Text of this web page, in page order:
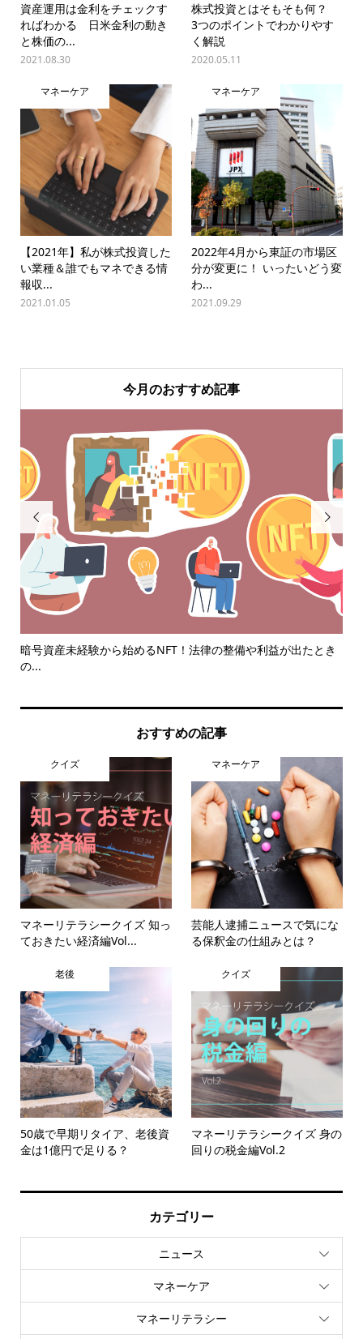
資産運用は金利をチェックす
ればわかる 日米金利の動き
と株価の...
2021.08.30
株式投資とはそもそも何？
3つのポイントでわかりやす
く解説
2020.05.11
マネーケア
【2021年】私が株式投資した
い業種＆誰でもマネできる情
報収...
2021.01.05
マネーケア
2022年4月から東証の市場区
分が変更に！ いったいどう変
わ...
2021.09.29
今月のおすすめ記事

暗号資産未経験から始めるNFT！法律の整備や利益が出たとき
の...

おすすめの記事
クイズ
マネーリテラシークイズ 知っ
ておきたい経済編Vol...
マネーケア
芸能人逮捕ニュースで気にな
る保釈金の仕組みとは？
老後
50歳で早期リタイア、老後資
金は1億円で足りる？
クイズ
マネーリテラシークイズ 身の
回りの税金編Vol.2
カテゴリー
ニュース
マネーケア
マネーリテラシー